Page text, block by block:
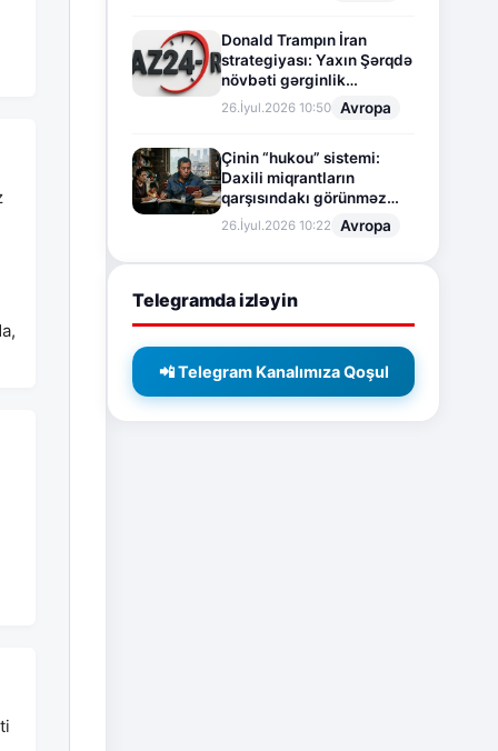
Donald Trampın İran
strategiyası: Yaxın Şərqdə
növbəti gərginlik
mərhələsi
26.İyul.2026 10:50 Avropa
Çinin “hukou” sistemi:
Daxili miqrantların
qarşısındakı görünməz
sədd
26.İyul.2026 10:22 Avropa
Telegramda izləyin
📲 Telegram Kanalımıza Qoşul